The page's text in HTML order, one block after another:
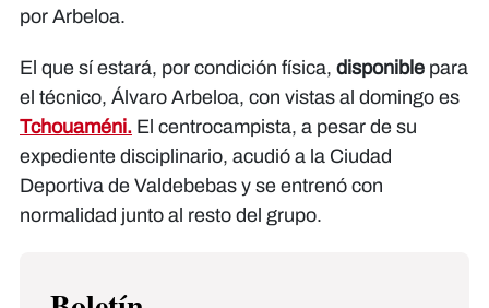
por Arbeloa.
El que sí estará, por condición física, disponible para
el técnico, Álvaro Arbeloa, con vistas al domingo es
Tchouaméni. El centrocampista, a pesar de su
expediente disciplinario, acudió a la Ciudad
Deportiva de Valdebebas y se entrenó con
normalidad junto al resto del grupo.